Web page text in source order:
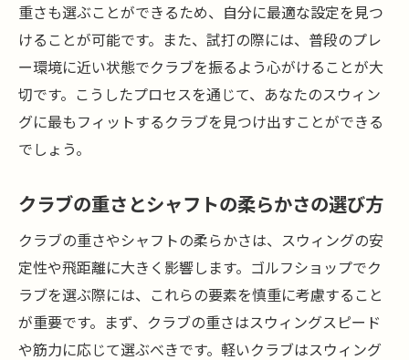
重さも選ぶことができるため、自分に最適な設定を見つ
けることが可能です。また、試打の際には、普段のプレ
ー環境に近い状態でクラブを振るよう心がけることが大
切です。こうしたプロセスを通じて、あなたのスウィン
グに最もフィットするクラブを見つけ出すことができる
でしょう。
クラブの重さとシャフトの柔らかさの選び方
クラブの重さやシャフトの柔らかさは、スウィングの安
定性や飛距離に大きく影響します。ゴルフショップでク
ラブを選ぶ際には、これらの要素を慎重に考慮すること
が重要です。まず、クラブの重さはスウィングスピード
や筋力に応じて選ぶべきです。軽いクラブはスウィング